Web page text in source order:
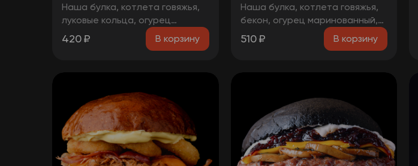
Наша булка, котлета говяжья,
луковые кольца, огурец
маринованный, бекон, сыр
чеддер, соус барбекю.
420₽ В корзину
Наша булка, котлета говяжья,
бекон, огурец маринованный,
вишнёвый чатни, сыр чеддер,
соус барбекю, чесночный соус,
510 ₽ В корзину